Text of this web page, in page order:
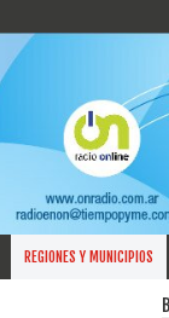
REGIONES Y MUNICIPIOS